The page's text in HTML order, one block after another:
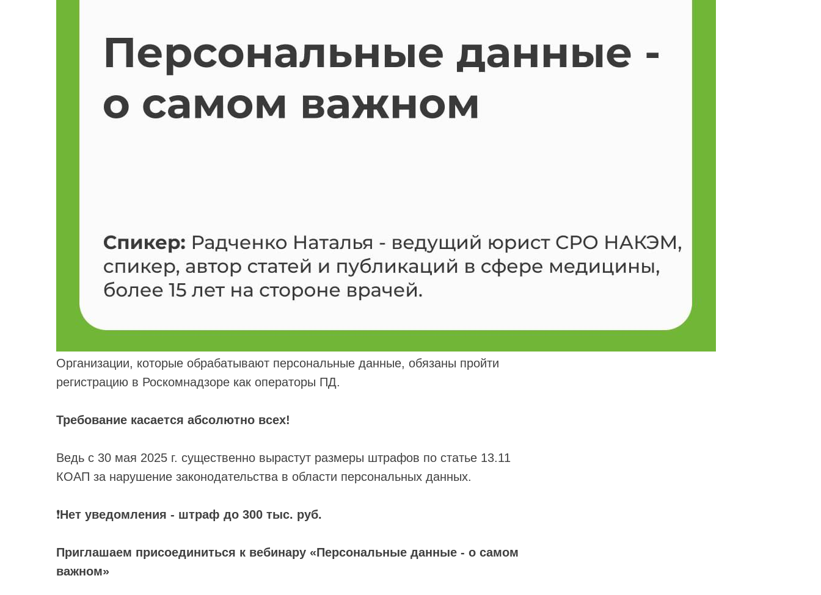
Организации, которые обрабатывают персональные данные, обязаны пройти
регистрацию в Роскомнадзоре как операторы ПД.
Требование касается абсолютно всех!
Ведь с 30 мая 2025 г. существенно вырастут размеры штрафов по статье 13.11
КОАП за нарушение законодательства в области персональных данных.
❗️Нет уведомления - штраф до 300 тыс. руб.
Приглашаем присоединиться к вебинару «Персональные данные - о самом
важном»